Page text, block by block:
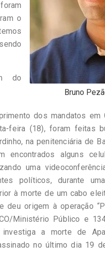
Bruno
o
do
dos mandatos em
feira (18), foram feitas
na penitenciária de
encontrados alguns
uma
políticos, durante
à morte de um cabo
deu origem à operação
Ministério Público e
investiga a morte de
no último dia 19